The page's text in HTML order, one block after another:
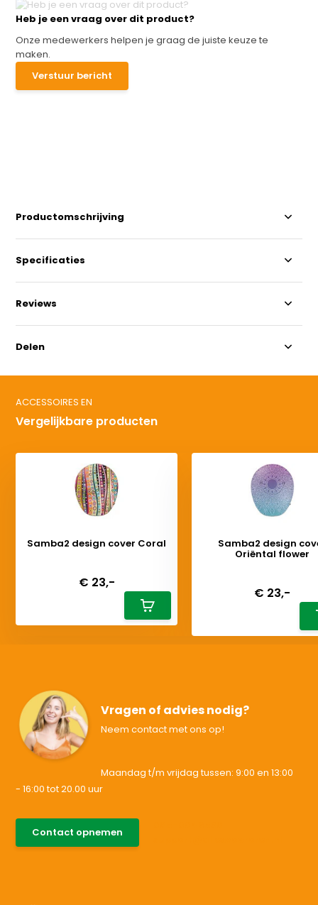
Heb je een vraag over dit product?
Onze medewerkers helpen je graag de juiste keuze te
maken.
Verstuur bericht
Productomschrijving
Specificaties
Reviews
Delen
ACCESSOIRES EN
Vergelijkbare producten
Samba2 design cover Coral
€ 23,-
Samba2 design
Oriëntal flower
€ 23,-
Vragen of advies nodig?
Neem contact met ons op!
Maandag t/m vrijdag tussen: 9:00 en 13:00
- 16:00 tot 20.00 uur
Contact opnemen